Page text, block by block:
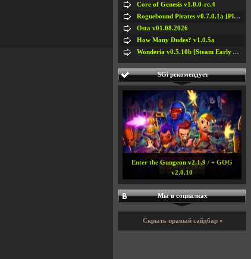
Core of Genesis v1.0.0-rc.4
Roguebound Pirates v0.7.0.1a [Playtest]
Osta v01.08.2026
How Many Dudes? v1.0.5a
Wonderia v0.5.10b [Steam Early Access]
SGi рекомендует
Enter the Gungeon v2.1.9 / + GOG
v2.0.10
Мы в социалках
Скрыть правый сайдбар »